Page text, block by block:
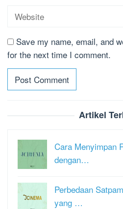
Save my name, email, and
for the next time I comment.
Artikel
Cara Menyimpan
dengan…
Perbedaan
yang …